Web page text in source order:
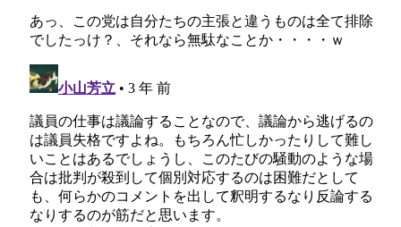
分かること
次に首を絞められるのはあなたかも 水着撮影会つ
議員が未成年の水着姿を撮影しブログで公開
共産党がたたかれるのは党派性によるものではな
い 水着撮影会騒動
共産党議員はただのカツドーカ 水着撮影会騒動
批判に聞く耳を持たない共産党 水着撮影会騒動か
ら